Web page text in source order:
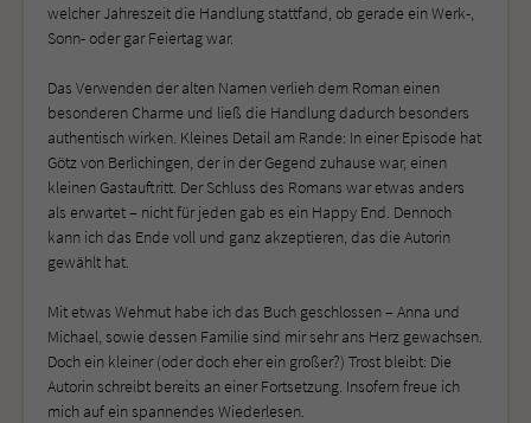
welcher Jahreszeit die Handlung stattfand, ob gerade ein Werk-,
Sonn- oder gar Feiertag war.
Das Verwenden der alten Namen verlieh dem Roman einen
besonderen Charme und ließ die Handlung dadurch besonders
authentisch wirken. Kleines Detail am Rande: In einer Episode hat
Götz von Berlichingen, der in der Gegend zuhause war, einen
kleinen Gastauftritt. Der Schluss des Romans war etwas anders
als erwartet – nicht für jeden gab es ein Happy End. Dennoch
kann ich das Ende voll und ganz akzeptieren, das die Autorin
gewählt hat.
Mit etwas Wehmut habe ich das Buch geschlossen – Anna und
Michael, sowie dessen Familie sind mir sehr ans Herz gewachsen.
Doch ein kleiner (oder doch eher ein großer?) Trost bleibt: Die
Autorin schreibt bereits an einer Fortsetzung. Insofern freue ich
mich auf ein spannendes Wiederlesen.